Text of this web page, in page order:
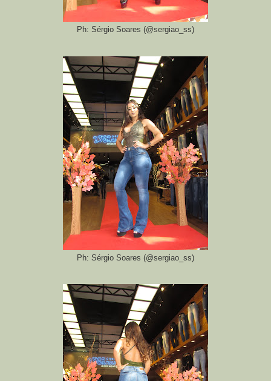
Ph: Sérgio Soares (@sergiao_ss)
Ph: Sérgio Soares (@sergiao_ss)